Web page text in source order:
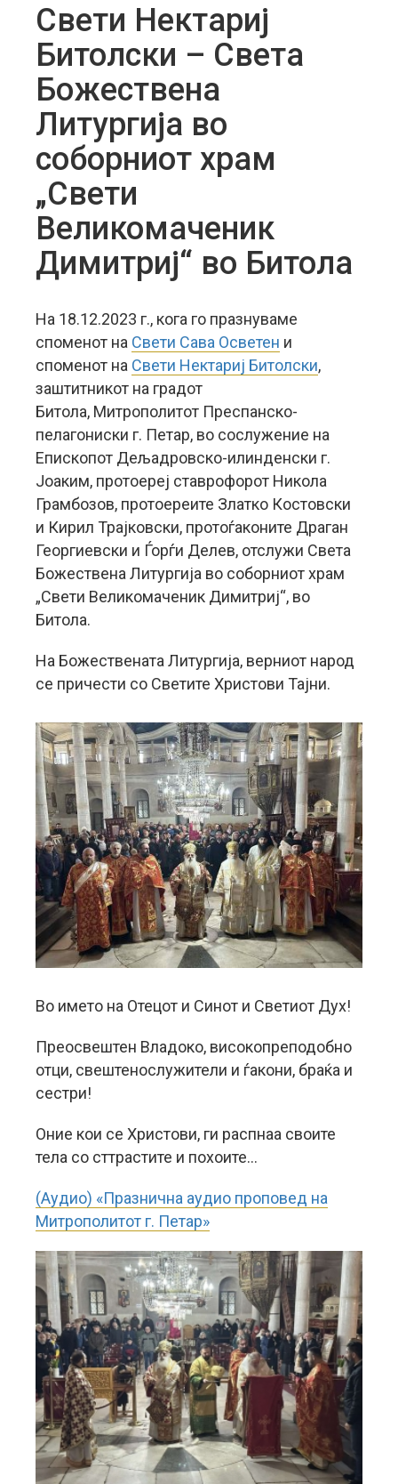
Свети Нектариј
Битолски – Светa
Божествена
Литургија во
соборниот храм
„Свети
Великомаченик
Димитриј“ во Битола
На 18.12.2023 г., кога го празнуваме
споменот на Свети Сава Осветен и
споменот на Свети Нектариј Битолски,
заштитникот на градот
Битола, Митрополитот Преспанско-
пелагониски г. Петар, во сослужение на
Епископот Дељадровско-илинденски г.
Јоаким, протоереј ставрофорот Никола
Грамбозов, протоереите Златко Костовски
и Кирил Трајковски, протоѓаконите Драган
Георгиевски и Ѓорѓи Делев, отслужи Света
Божествена Литургија во соборниот храм
„Свети Великомаченик Димитриј“, во
Битола.
На Божествената Литургија, верниот народ
се причести со Светите Христови Тајни.
Во името на Отецот и Синот и Светиот Дух!
Преосвештен Владоко, високопреподобно
отци, свештенослужители и ѓакони, браќа и
сестри!
Оние кои се Христови, ги распнаа своите
тела со сттрастите и похоите…
(Аудио) «Празнична аудио проповед на
Митрополитот г. Петар»